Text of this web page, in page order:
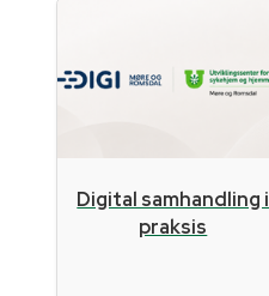
Digital samhandling i
praksis